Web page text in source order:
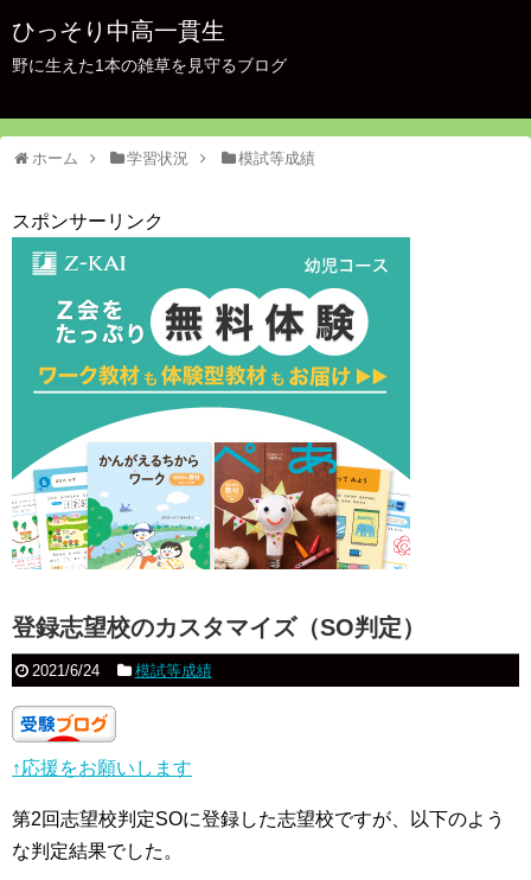
ひっそり中高一貫生
野に生えた1本の雑草を見守るブログ
ホーム 学習状況 模試等成績
スポンサーリンク
登録志望校のカスタマイズ（SO判定）
2021/6/24 模試等成績
↑応援をお願いします
第2回志望校判定SOに登録した志望校ですが、以下のよう
な判定結果でした。